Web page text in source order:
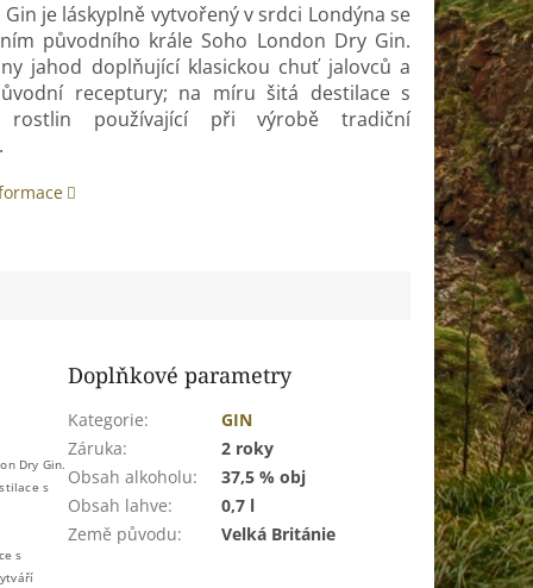
je láskyplně vytvořený v srdci Londýna se
původního krále Soho London Dry Gin.
jahod doplňující klasickou chuť jalovců a
receptury; na míru šitá destilace s
rostlin používající při výrobě tradiční
Dry Gin.
s
s
Doplňkové parametry
Kategorie:
GIN
Záruka:
2 roky
Obsah alkoholu:
37,5 % obj
Obsah lahve:
0,7 l
Země původu: Velká Británie